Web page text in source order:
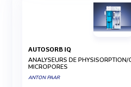
AUTOSORB IQ
ANALYSEURS DE
MICROPORES
ANTON PAAR